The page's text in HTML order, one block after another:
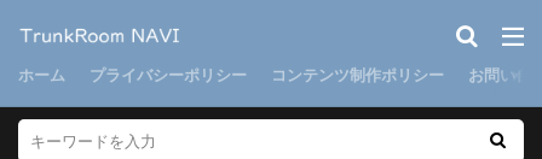
ホーム プライバシーポリシー コンテンツ制作ポリシー お問い合